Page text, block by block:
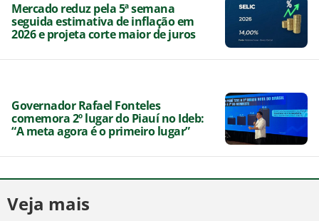
Mercado reduz pela 5ª semana
seguida estimativa de inflação em
2026 e projeta corte maior de juros
Governador Rafael Fonteles
comemora 2º lugar do Piauí no Ideb:
“A meta agora é o primeiro lugar”
Veja mais